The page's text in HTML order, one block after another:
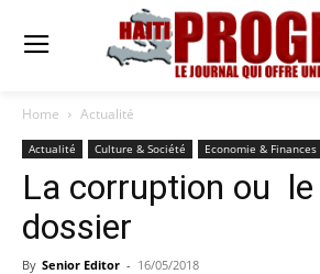
Home Actualité
Actualité Culture & Société Economie & Finances
La corruption ou le
dossier
By Senior Editor - 16/05/2018